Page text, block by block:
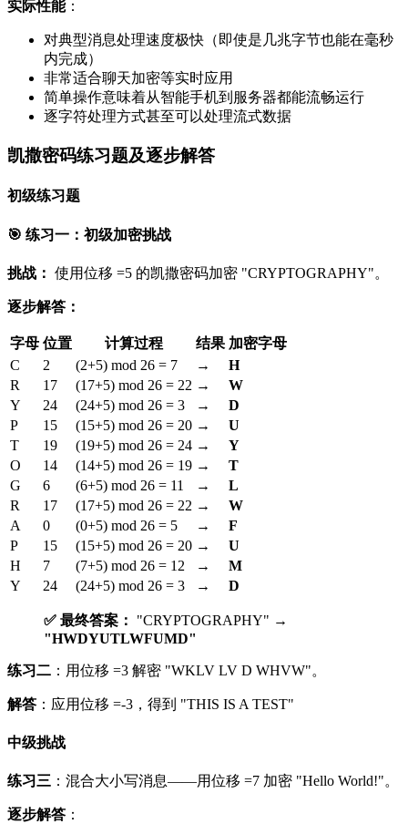
实际性能：
对典型消息处理速度极快（即使是几兆字节也能在毫秒
内完成）
非常适合聊天加密等实时应用
简单操作意味着从智能手机到服务器都能流畅运行
逐字符处理方式甚至可以处理流式数据
凯撒密码练习题及逐步解答
初级练习题
🎯 练习一：初级加密挑战
挑战： 使用位移 =5 的凯撒密码加密 "CRYPTOGRAPHY"。
逐步解答：
字母 位置 计算过程 结果 加密字母
C
2 (2+5) mod 26 = 7 →
H
R
17 (17+5) mod 26 = 22 →
W
Y
24 (24+5) mod 26 = 3 →
D
P
15 (15+5) mod 26 = 20 →
U
T
19 (19+5) mod 26 = 24 →
Y
O
14 (14+5) mod 26 = 19 →
T
G
6 (6+5) mod 26 = 11 →
L
R
17 (17+5) mod 26 = 22 →
W
A
0 (0+5) mod 26 = 5 →
F
P
15 (15+5) mod 26 = 20 →
U
H
7 (7+5) mod 26 = 12 →
M
Y
24 (24+5) mod 26 = 3 → D
✅ 最终答案：
"CRYPTOGRAPHY" →
"HWDYUTLWFUMD"
练习二 ：用位移 =3 解密 "WKLV LV D WHVW"。
解答 ：应用位移 =-3，得到 "THIS IS A TEST"
中级挑战
练习三 ：混合大小写消息——用位移 =7 加密 "Hello World!"。
逐步解答 ：